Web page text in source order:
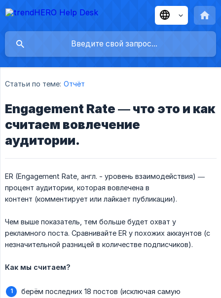
Статьи по теме: Отчёт
Engagement Rate — что это и как
считаем вовлечение
аудитории.
ER (Engagement Rate, англ. - уровень взаимодействия) —
процент аудитории, которая вовлечена в
контент (комментирует или лайкает публикации).
Чем выше показатель, тем больше будет охват у
рекламного поста. Сравнивайте ER у похожих аккаунтов (с
незначительной разницей в количестве подписчиков).
Как мы считаем?
берём последних 18 постов (исключая самую